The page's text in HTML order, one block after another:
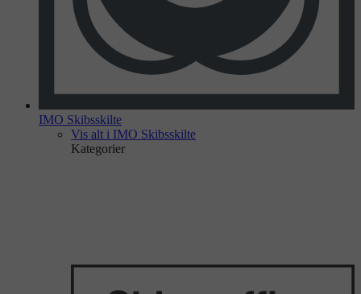
IMO Skibsskilte
Vis alt i IMO Skibsskilte
Kategorier